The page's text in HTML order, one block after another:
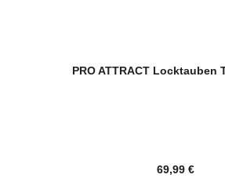
PRO ATTRACT Locktauben
Regulärer
69,99 €